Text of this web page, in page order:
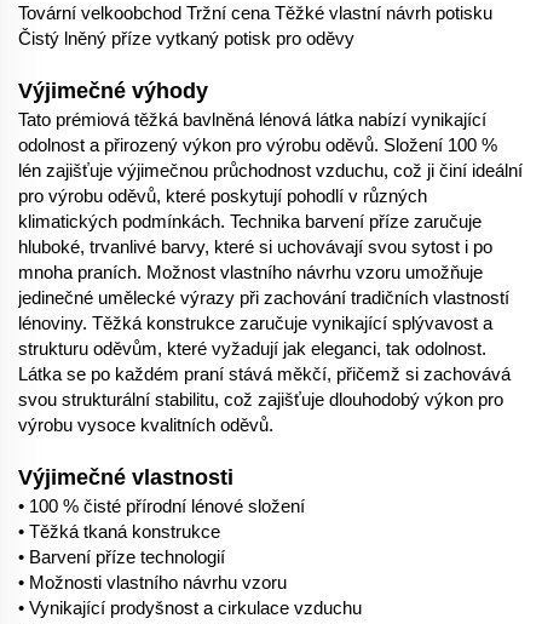
Tovární velkoobchod Tržní cena Těžké vlastní návrh potisku
Čistý lněný příze vytkaný potisk pro oděvy
Výjimečné výhody
Tato prémiová těžká bavlněná lénová látka nabízí vynikající
odolnost a přirozený výkon pro výrobu oděvů. Složení 100 %
lén zajišťuje výjimečnou průchodnost vzduchu, což ji činí ideální
pro výrobu oděvů, které poskytují pohodlí v různých
klimatických podmínkách. Technika barvení příze zaručuje
hluboké, trvanlivé barvy, které si uchovávají svou sytost i po
mnoha praních. Možnost vlastního návrhu vzoru umožňuje
jedinečné umělecké výrazy při zachování tradičních vlastností
lénoviny. Těžká konstrukce zaručuje vynikající splývavost a
strukturu oděvům, které vyžadují jak eleganci, tak odolnost.
Látka se po každém praní stává měkčí, přičemž si zachovává
svou strukturální stabilitu, což zajišťuje dlouhodobý výkon pro
výrobu vysoce kvalitních oděvů.
Výjimečné vlastnosti
• 100 % čisté přírodní lénové složení
• Těžká tkaná konstrukce
• Barvení příze technologií
• Možnosti vlastního návrhu vzoru
• Vynikající prodyšnost a cirkulace vzduchu